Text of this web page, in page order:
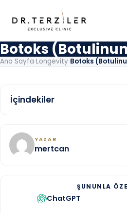
Botoks
Ana Sayfa Longevity Botoks
İçindekiler
YAZAR
mertcan
ŞUNUNLA
ChatGPT